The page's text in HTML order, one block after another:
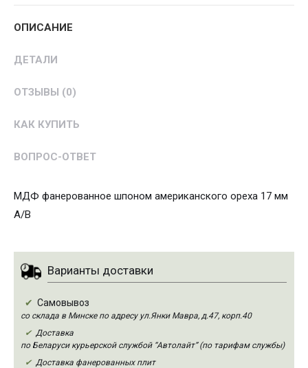
ОПИСАНИЕ
ДЕТАЛИ
ОТЗЫВЫ (0)
КАК КУПИТЬ
ВОПРОС-ОТВЕТ
МДФ фанерованное шпоном американского ореха 17 мм
А/В
Варианты доставки
Самовывоз
со склада в Минске по адресу ул.Янки Мавра, д.47, корп.40
Доставка
по Беларуси курьерской службой “Автолайт” (по тарифам службы)
Доставка фанерованных плит